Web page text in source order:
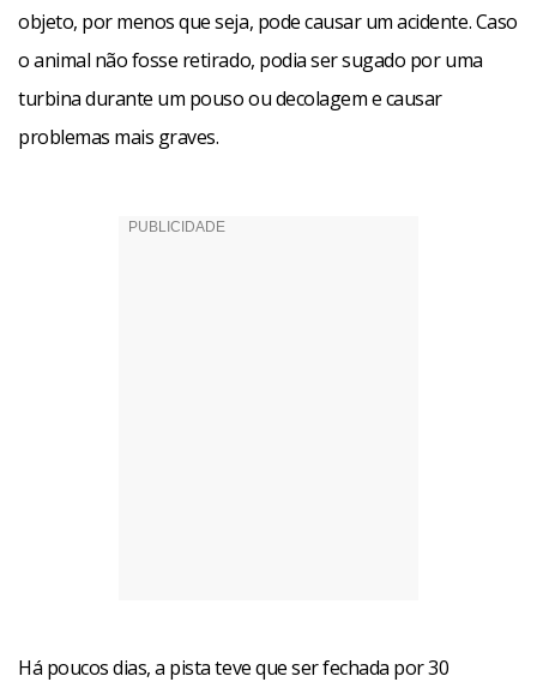
objeto, por menos que seja, pode causar um acidente. Caso
o animal não fosse retirado, podia ser sugado por uma
turbina durante um pouso ou decolagem e causar
problemas mais graves.
Há poucos dias, a pista teve que ser fechada por 30